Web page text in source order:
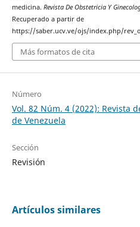
medicina. Revista De Obstetricia Y
Recuperado a partir de
https://saber.ucv.ve/ojs/index.php/
Más formatos de cita
Número
Vol. 82 Núm. 4 (2022): Revista
de Venezuela
Sección
Revisión
Artículos similares